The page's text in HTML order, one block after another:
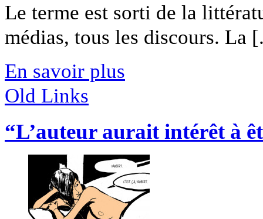
Le terme est sorti de la
médias, tous les discours. La
En savoir plus
Old Links
“L’auteur aurait intérêt à